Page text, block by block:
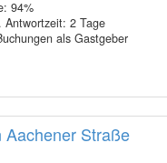
94%
Antwortzeit: 2 Tage
als Gastgeber
Straße